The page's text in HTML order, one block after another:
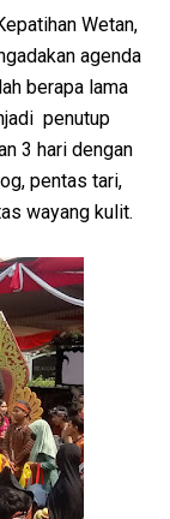
Wetan,
agenda
berapa lama
penutup
3 hari dengan
pentas tari,
wayang kulit.